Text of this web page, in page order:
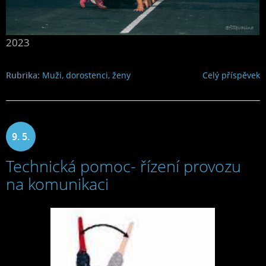
2023
Celý příspěvek
Rubrika: Muži, dorostenci, ženy
9. 5.
2023
Technická pomoc- řízení provozu
na komunikaci